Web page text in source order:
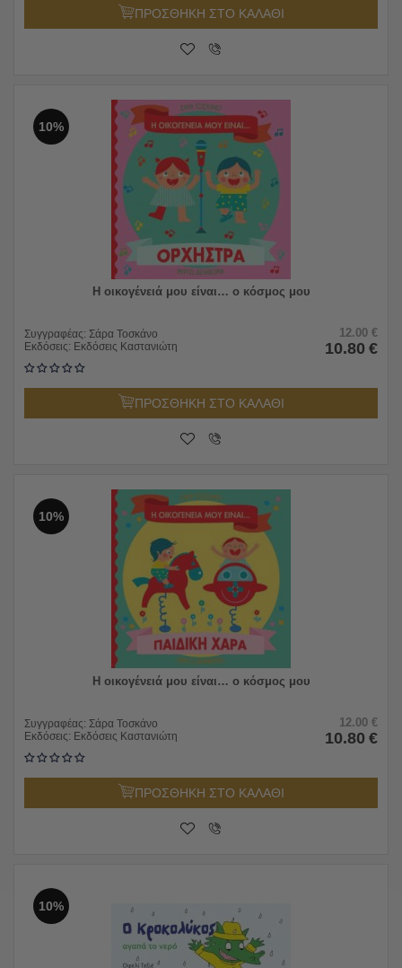
ΠΡΟΣΘΗΚΗ ΣΤΟ ΚΑΛΑΘΙ
10%
Η οικογένειά μου είναι… ο κόσμος μου
Συγγραφέας: Σάρα Τοσκάνο
Εκδόσεις: Εκδόσεις Καστανιώτη
12.00 €
10.80 €
ΠΡΟΣΘΗΚΗ ΣΤΟ ΚΑΛΑΘΙ
10%
Η οικογένειά μου είναι… ο κόσμος μου
Συγγραφέας: Σάρα Τοσκάνο
Εκδόσεις: Εκδόσεις Καστανιώτη
12.00 €
10.80 €
ΠΡΟΣΘΗΚΗ ΣΤΟ ΚΑΛΑΘΙ
10%